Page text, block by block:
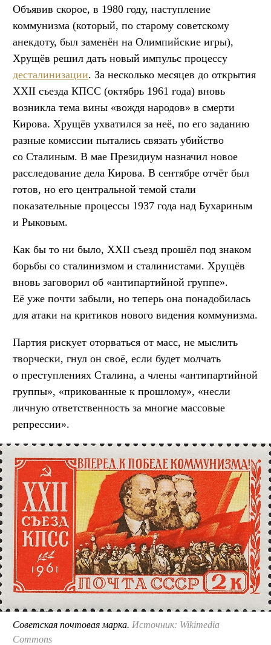
Объявив скорое, в 1980 году, наступление
коммунизма (который, по старому советскому
анекдоту, был заменён на Олимпийские игры),
Хрущёв решил дать новый импульс процессу
десталинизации. За несколько месяцев до открытия
ХХII съезда КПСС (октябрь 1961 года) вновь
возникла тема вины «вождя народов» в смерти
Кирова. Хрущёв ухватился за неё, по его заданию
разные комиссии пытались связать убийство
со Сталиным. В мае Президиум назначил новое
расследование дела Кирова. В сентябре отчёт был
готов, но его центральной темой стали
показательные процессы 1937 года над Бухариным
и Рыковым.
Как бы то ни было, XXII съезд прошёл под знаком
борьбы со сталинизмом и сталинистами. Хрущёв
вновь заговорил об «антипартийной группе».
Её уже почти забыли, но теперь она понадобилась
для атаки на критиков нового видения коммунизма.
Партия рискует оторваться от масс, не мыслить
творчески, гнул он своё, если будет молчать
о преступлениях Сталина, а члены «антипартийной
группы», «прикованные к прошлому», «несли
личную ответственность за многие массовые
репрессии».
Советская почтовая марка. Источник: Wikimedia
Commons